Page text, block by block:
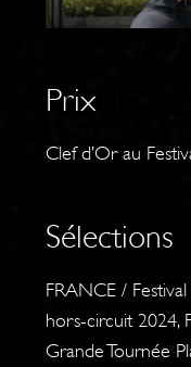
Prix
Clef d’Or au
Sélections
FRANCE /
hors-circuit 2024,
Grande Tournée